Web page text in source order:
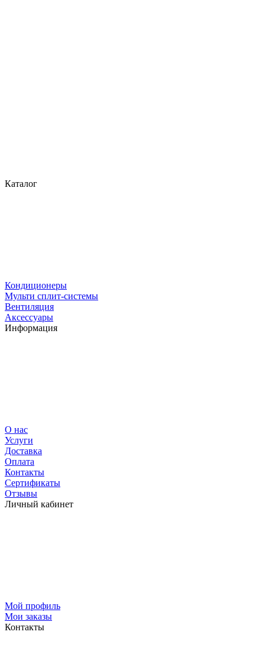
Каталог
Кондиционеры
Мульти сплит-системы
Вентиляция
Аксессуары
Информация
О нас
Услуги
Доставка
Оплата
Контакты
Сертификаты
Отзывы
Личный кабинет
Мой профиль
Мои заказы
Контакты